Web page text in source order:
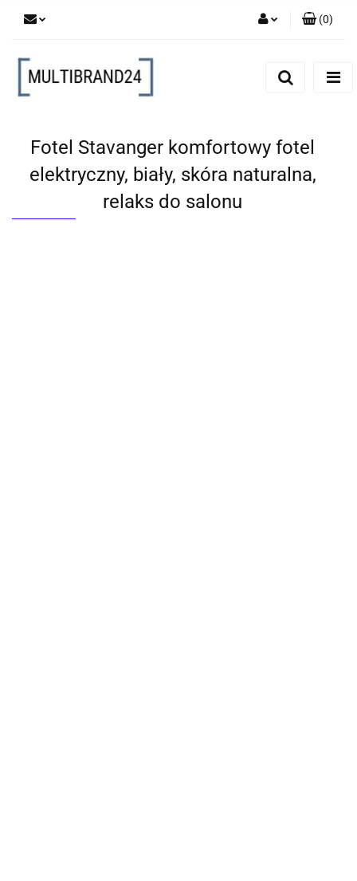
(0)
Fotel Stavanger komfortowy fotel
elektryczny, biały, skóra naturalna,
relaks do salonu